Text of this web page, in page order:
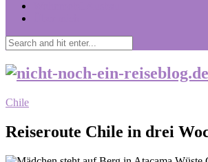
Chile
Reiseroute Chile in drei